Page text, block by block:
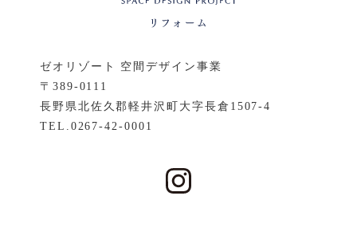
ゼオリゾート 空間デザイン事業
〒389-0111
長野県北佐久郡軽井沢町大字長倉1507-4
TEL. 0267-42-0001